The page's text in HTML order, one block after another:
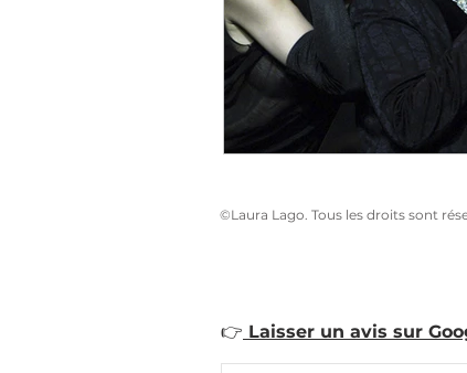
©Laura Lago. Tous les droits sont
👉 Laisser un avis sur